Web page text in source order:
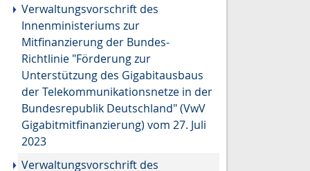
Verwaltungsvorschrift des
Innenministeriums zur
Mitfinanzierung der Bundes-
Richtlinie "Förderung zur
Unterstützung des Gigabitausbaus
der Telekommunikationsnetze in der
Bundesrepublik Deutschland" (VwV
Gigabitmitfinanzierung) vom 27. Juli
2023
Verwaltungsvorschrift des